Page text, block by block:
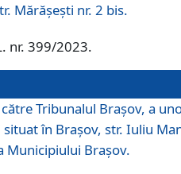
Mărăşeşti nr. 2 bis.
nr. 399/2023.
Tribunalul Brașov, a
în Brașov, str. Iuliu
Municipiului Brașov.